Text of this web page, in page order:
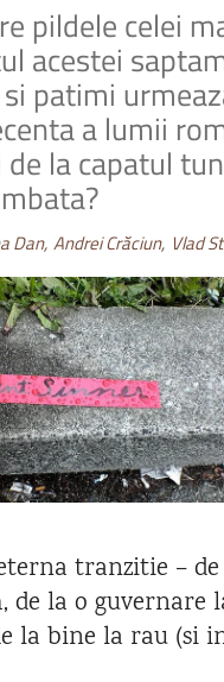
pildele celei
acestei
patimi
a lumii
la capatul
Dan, Andrei Crăciun, Vlad
tranzitie –
de la o
la bine la rau (si